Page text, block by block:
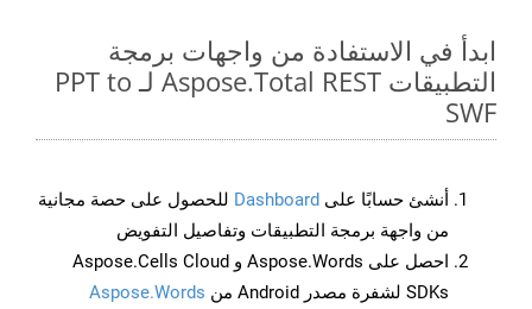
ابدأ في الاستفادة من واجهات برمجة
التطبيقات Aspose.Total REST لـ PPT to
SWF
أنشئ حسابًا على Dashboard للحصول على حصة مجانية
من واجهة برمجة التطبيقات وتفاصيل التفويض
احصل على Aspose.Words و Aspose.Cells Cloud
SDKs لشفرة مصدر Android من
Aspose.Words